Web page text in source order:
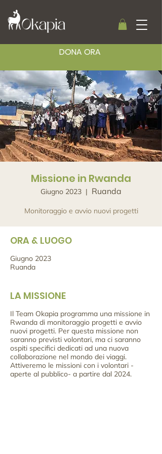
DONA ORA
Missione in Rwanda
Giugno 2023
  |
Ruanda
Monitoraggio e avvio nuovi progetti
ORA & LUOGO
Giugno 2023
Ruanda
LA MISSIONE
Il Team Okapia programma una missione in
Rwanda di monitoraggio progetti e avvio
nuovi progetti. Per questa missione non
saranno previsti volontari, ma ci saranno
ospiti specifici dedicati ad una nuova
collaborazione nel mondo dei viaggi.
Attiveremo le missioni con i volontari -
aperte al pubblico- a partire dal 2024.